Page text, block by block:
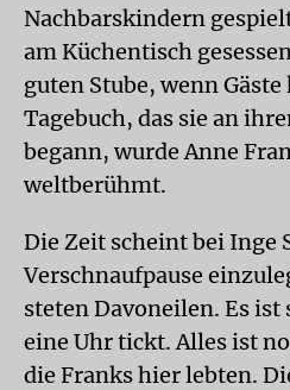
Nachbarskindern
am Küchentisch
guten Stube, wenn
Tagebuch, das sie an
begann, wurde Anne
weltberühmt.
Die Zeit scheint bei Inge
Verschnaufpause
steten Davoneilen. Es
eine Uhr tickt. Alles ist
die Franks hier lebten.